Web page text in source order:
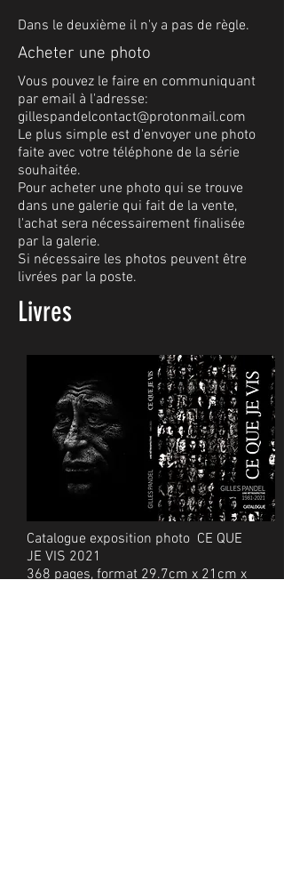
Dans le deuxième il n'y a pas de règle.
Acheter une photo
Vous pouvez le faire en communiquant
par email à l'adresse:
gillespandelcontact@protonmail.com
Le plus simple est d'envoyer une photo
faite avec votre téléphone de la série
souhaitée.
Pour acheter une photo qui se trouve
dans une galerie qui fait de la vente,
l'achat sera nécessairement finalisée
par la galerie.
Si nécessaire les photos peuvent être
livrées par la poste.
Livres
Catalogue exposition photo CE QUE
JE VIS 2021
368 pages, format 29.7cm x 21cm x